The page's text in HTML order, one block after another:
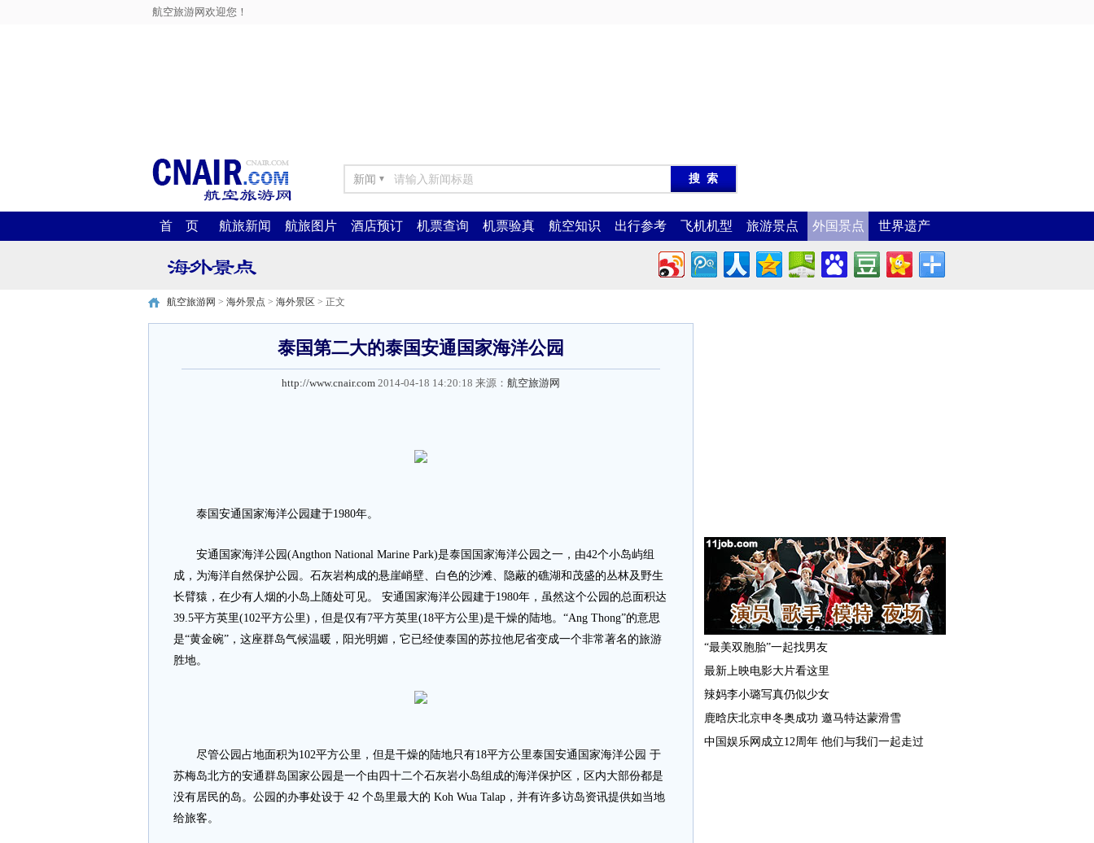
航空旅游网欢迎您！
新闻 ▼
首 页 航旅新闻 航旅图片 酒店预订 机票查询 机票验真 航空知识 出行参考 飞机机型 旅游景点 外国景点 世界遗产
航空旅游网 > 海外景点 > 海外景区 > 正文
泰国第二大的泰国安通国家海洋公园
http://www.cnair.com 2014-04-18 14:20:18 来源： 航空旅游网
泰国安通国家海洋公园建于1980年。
安通国家海洋公园(Angthon National Marine Park)是泰国国家海洋公园之一，由42个小岛屿组
成，为海洋自然保护公园。石灰岩构成的悬崖峭壁、白色的沙滩、隐蔽的礁湖和茂盛的丛林及野生
长臂猿，在少有人烟的小岛上随处可见。 安通国家海洋公园建于1980年，虽然这个公园的总面积达
39.5平方英里(102平方公里)，但是仅有7平方英里(18平方公里)是干燥的陆地。“Ang Thong”的意思
是“黄金碗”，这座群岛气候温暖，阳光明媚，它已经使泰国的苏拉他尼省变成一个非常著名的旅游
胜地。
尽管公园占地面积为102平方公里，但是干燥的陆地只有18平方公里泰国安通国家海洋公园 于
苏梅岛北方的安通群岛国家公园是一个由四十二个石灰岩小岛组成的海洋保护区，区内大部份都是
没有居民的岛。公园的办事处设于 42 个岛里最大的 Koh Wua Talap，并有许多访岛资讯提供如当地
给旅客。